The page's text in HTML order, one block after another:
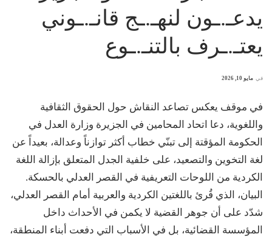
يدعـ.ـون لنهـ.ـج قانـ.ـوني
يعتـ.ـرف بالتنـ.ـوع
في مايو 10, 2026
في موقف يعكس تصاعد النقاش حول الحقوق الثقافية
واللغوية، دعا اتحاد المحامين في الجزيرة وزارة العدل في
الحكومة المؤقتة إلى تبنّي خطاب أكثر توازناً وعدالة، بعيداً عن
لغة التخوين والتصعيد، على خلفية الجدل المتعلق بإزالة اللغة
الكردية من اللوحات التعريفية في القصر العدلي بالحسكة.
البيان، الذي قُرئ باللغتين الكردية والعربية أمام القصر العدلي،
شدّد على أن جوهر القضية لا يكمن في الأحداث داخل
المؤسسة القضائية، بل في الأسباب التي دفعت أبناء المنطقة،